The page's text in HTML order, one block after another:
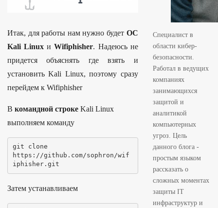
Итак, для работы нам нужно будет ОС
Kali Linux иWifiphisher. Надеюсь не
придется объяснять где взять и
установить Kali Linux, поэтому сразу
перейдем к Wifiphisher
В командной строке Kali Linux
выполняем команду
git clone
https : //github.com/sophron/wif
iphisher.git
Затем устанавливаем
Специалист в
области кибер-
безопасности.
Работал в ведущих
компаниях
занимающихся
защитой и
аналитикой
компьютерных
угроз. Цель
данного блога -
простым языком
рассказать о
сложных моментах
защиты IT
инфраструктур и